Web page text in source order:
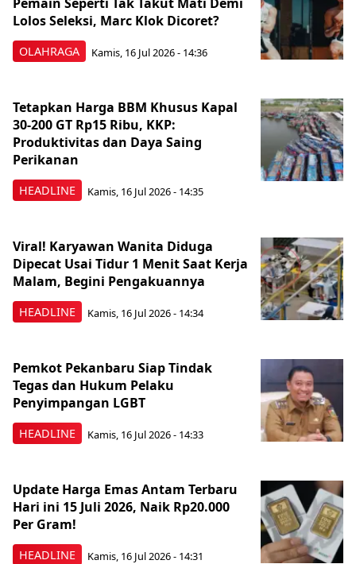
OLAHRAGA
Lolos Seleksi, Marc Klok Dicoret?
Kamis, 16 Jul 2026 - 14:36
HEADLINE
Tetapkan Harga BBM Khusus Kapal
30-200 GT Rp15 Ribu, KKP:
Produktivitas dan Daya Saing
Perikanan
Kamis, 16 Jul 2026 - 14:35
HEADLINE
Viral! Karyawan Wanita Diduga
Dipecat Usai Tidur 1 Menit Saat Kerja
Malam, Begini Pengakuannya
Kamis, 16 Jul 2026 - 14:34
HEADLINE
Pemkot Pekanbaru Siap Tindak
Tegas dan Hukum Pelaku
Penyimpangan LGBT
Kamis, 16 Jul 2026 - 14:33
HEADLINE
Update Harga Emas Antam Terbaru
Hari ini 15 Juli 2026, Naik Rp20.000
Per Gram!
Kamis, 16 Jul 2026 - 14:31